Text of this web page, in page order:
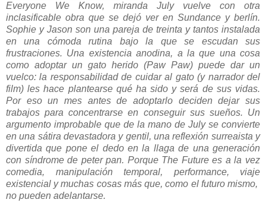
Everyone We Know, miranda July vuelve con otra
inclasificable obra que se dejó ver en Sundance y berlín.
Sophie y Jason son una pareja de treinta y tantos instalada
en una cómoda rutina bajo la que se escudan sus
frustraciones. Una existencia anodina, a la que una cosa
como adoptar un gato herido (Paw Paw) puede dar un
vuelco: la responsabilidad de cuidar al gato (y narrador del
film) les hace plantearse qué ha sido y será de sus vidas.
Por eso un mes antes de adoptarlo deciden dejar sus
trabajos para concentrarse en conseguir sus sueños. Un
argumento improbable que de la mano de July se convierte
en una sátira devastadora y gentil, una reflexión surreaista y
divertida que pone el dedo en la llaga de una generación
con síndrome de peter pan. Porque The Future es a la vez
comedia, manipulación temporal, performance, viaje
existencial y muchas cosas más que, como el futuro mismo,
no pueden adelantarse.